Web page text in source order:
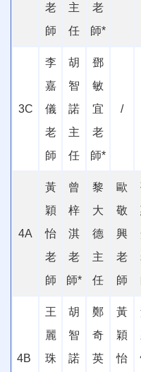
老
師
主
任
老
師*
3C
李
嘉
儀
老
師
胡
智
諾
主
任
鄧
敏
宜
老
師*
/
4A
黃
穎
怡
老
師
曾
梓
淇
老
師*
黎
大
德
主
任
歐
敬
興
老
師
4B
王
麗
珠
胡
智
諾
鄭
奇
英
黃
穎
怡